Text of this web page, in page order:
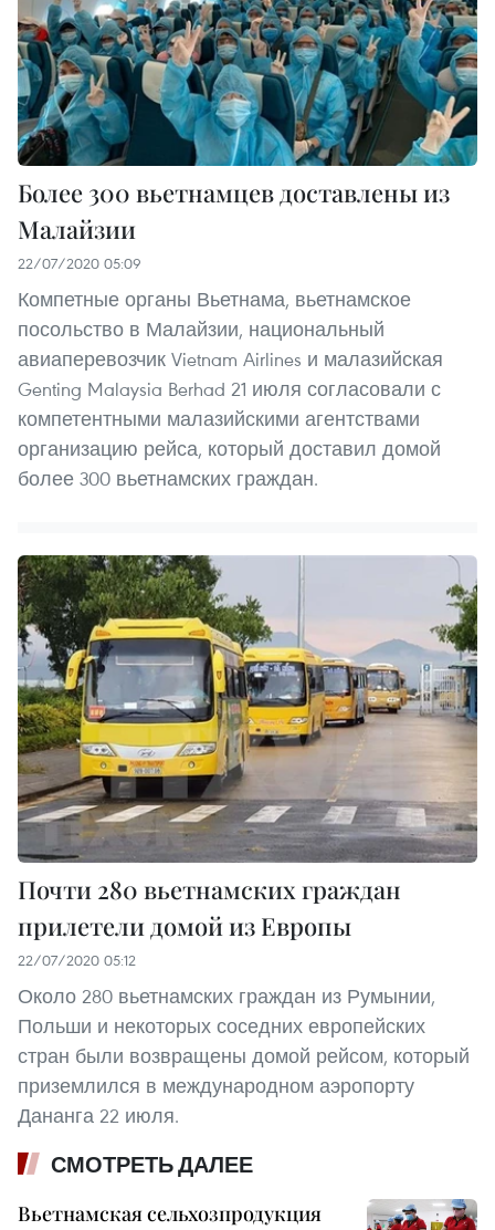
Более 300 вьетнамцев доставлены из
Малайзии
22/07/2020 05:09
Компетные органы Вьетнама, вьетнамское
посольство в Малайзии, национальный
авиаперевозчик Vietnam Airlines и малазийская
Genting Malaysia Berhad 21 июля согласовали с
компетентными малазийскими агентствами
организацию рейса, который доставил домой
более 300 вьетнамских граждан.
Почти 280 вьетнамских граждан
прилетели домой из Европы
22/07/2020 05:12
Около 280 вьетнамских граждан из Румынии,
Польши и некоторых соседних европейских
стран были возвращены домой рейсом, который
приземлился в международном аэропорту
Дананга 22 июля.
СМОТРЕТЬ ДАЛЕЕ
Вьетнамская сельхозпродукция